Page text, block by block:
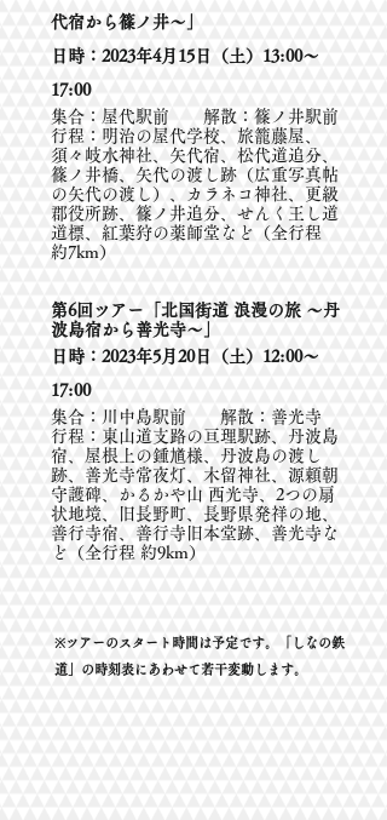
代宿から篠ノ井～」
日時：2023年4月15日（土）13:00～
17:00
集合：屋代駅前 解散：篠ノ井駅前
行程：明治の屋代学校、旅籠藤屋、
須々岐水神社、矢代宿、松代道追分、
篠ノ井橋、矢代の渡し跡（広重写真帖
の矢代の渡し）、カラネコ神社、更級
郡役所跡、篠ノ井追分、せんく王し道
道標、紅葉狩の薬師堂など（全行程
約7km）
第6回ツアー「北国街道 浪漫の旅 ～丹
波島宿から善光寺～」
日時：2023年5月20日（土）12:00～
17:00
集合：川中島駅前 解散：善光寺
行程：東山道支路の亘理駅跡、丹波島
宿、屋根上の鍾馗様、丹波島の渡し
跡、善光寺常夜灯、木留神社、源頼朝
守護碑、かるかや山 西光寺、2つの扇
状地境、旧長野町、長野県発祥の地、
善行寺宿、善行寺旧本堂跡、善光寺な
ど（全行程 約9km）
​※ツアーのスタート時間は予定です。「しなの鉄
道」の時刻表にあわせて若干変動します。